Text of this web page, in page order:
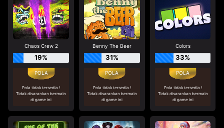
Chaos Crew 2
19%
Pola tidak tersedia !
Tidak disarankan bermain
di game ini
Benny The Beer
31%
Pola tidak tersedia !
Tidak disarankan bermain
di game ini
Colors
33%
Pola tidak tersedia !
Tidak disarankan bermain
di game ini